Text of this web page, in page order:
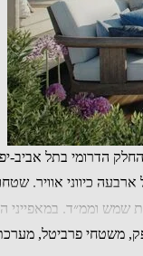
מ״ר, ולצדו מרפסת בשטח 47 מ״ר וגג
שמש וממ״ד. במאפייני